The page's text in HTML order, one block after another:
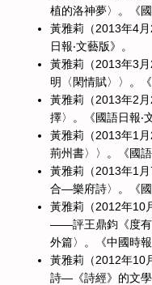
植的洛神夢〉。《國
黃雅莉（2013年4
日報‧文藝版》。
黃雅莉（2013年3
明〈閑情賦〉〉。《
黃雅莉（2013年2
擇〉。《國語日報‧
黃雅莉（2013年1
荊州書〉〉。《國語
黃雅莉（2013年1
合—樂府詩〉。《國
黃雅莉（2012年10
——評王鼎鈞《度有
外篇〉。《中國時報
黃雅莉（2012年10
詩—《詩經》的文學